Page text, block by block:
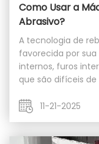
Como Usar a
Abrasivo?
A tecnologia de
favorecida por
internos, furos
que são difíceis
equipamento
11-21-2025